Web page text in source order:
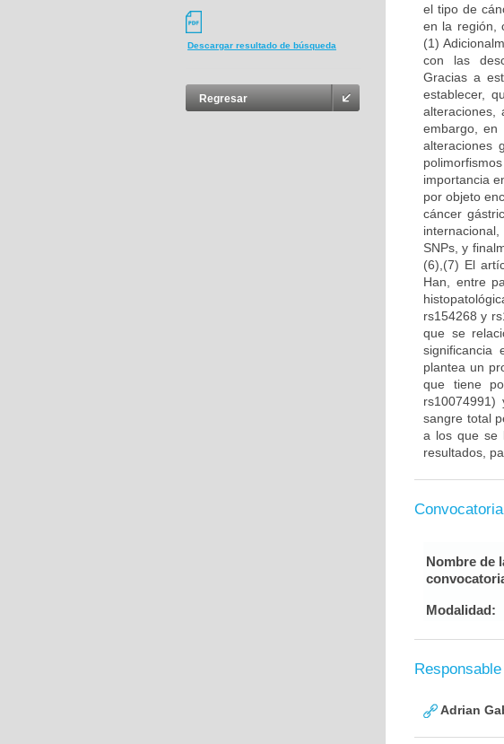
Descargar resultado de búsqueda
Regresar
el tipo de
en la región,
(1)
con las
Gracias a
establecer,
alteraciones,
embargo, en
alteraciones
importancia
por objeto
cáncer
SNPs, y
(6),(7) El
Han, entre
rs154268 y
que se
significancia
plantea un
que tiene
sangre total
a los que se
resultados,
Convocatoria
Nombre de
Modalidad:
Responsable
Adrian